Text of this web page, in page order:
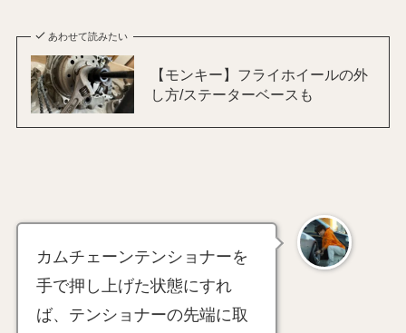
あわせて読みたい
【モンキー】フライホイールの外
し方/ステーターベースも
カムチェーンテンショナーを
手で押し上げた状態にすれ
ば、テンショナーの先端に取